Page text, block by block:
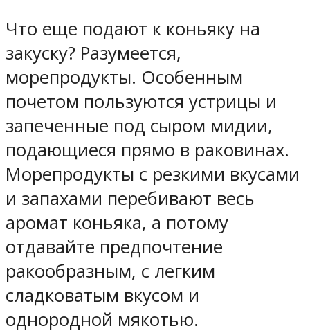
Что еще подают к коньяку на
закуску? Разумеется,
морепродукты. Особенным
почетом пользуются устрицы и
запеченные под сыром мидии,
подающиеся прямо в раковинах.
Морепродукты с резкими вкусами
и запахами перебивают весь
аромат коньяка, а потому
отдавайте предпочтение
ракообразным, с легким
сладковатым вкусом и
однородной мякотью.